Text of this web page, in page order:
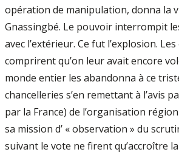
opération de manipulation, donna la
Gnassingbé. Le pouvoir interrompit
avec l’extérieur. Ce fut l’explosion.
comprirent qu’on leur avait encore
monde entier les abandonna à ce
chancelleries s’en remettant à l’avis
par la France) de l’organisation
sa mission d’ « observation » du
suivant le vote ne firent qu’accroître